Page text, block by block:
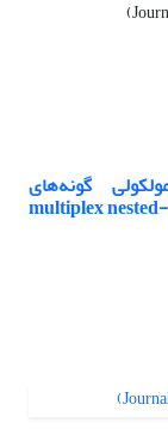
گونه‌‌‌های
کریپتوسپوریدیوم در اسهال گوساله‌‌‌ها به روش multiplex nested-